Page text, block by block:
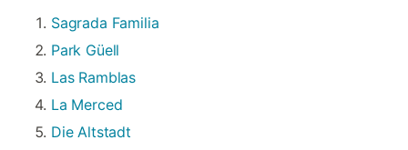
Sagrada Familia
Park Güell
Las Ramblas
La Merced
Die Altstadt